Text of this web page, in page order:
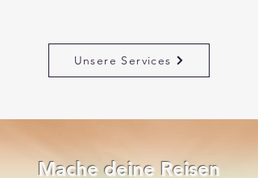
Unsere Services
Mache deine Reisen